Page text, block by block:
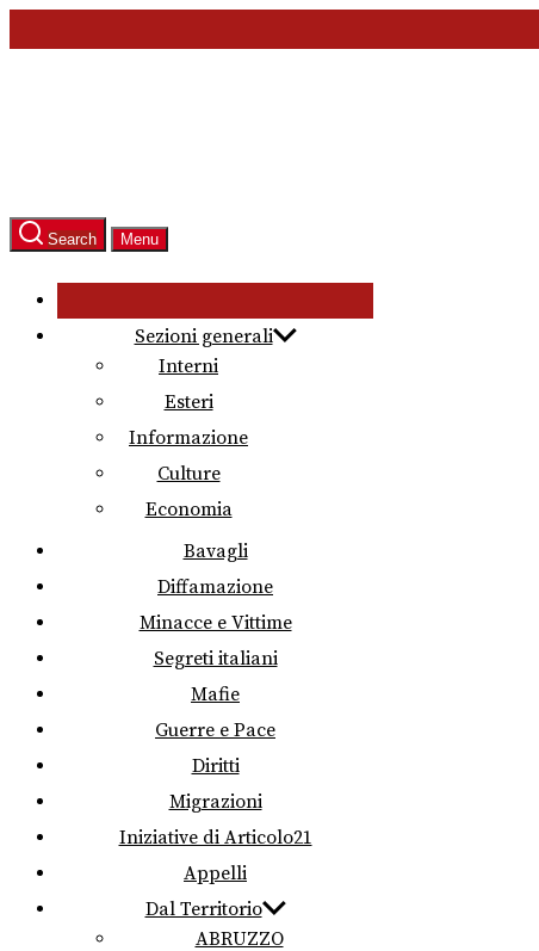
to
Search Menu
Sezioni generali
Interni
Esteri
Informazione
Culture
Economia
Bavagli
Diffamazione
Minacce e Vittime
Segreti italiani
Mafie
Guerre e Pace
Diritti
Migrazioni
Iniziative di Articolo21
Appelli
Dal Territorio
ABRUZZO